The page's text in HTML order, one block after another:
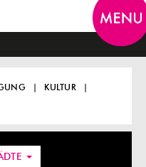
KULTUR